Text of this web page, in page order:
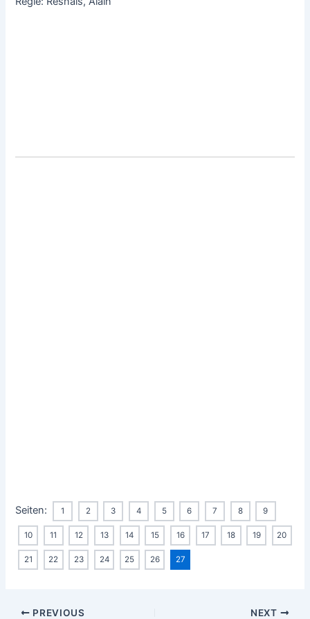
Seiten: 1 2 3 4 5 6 7 8 9
10 11 12 13 14 15 16 17 18 19 20
21 22 23 24 25 26 27
Post
PREVIOUS NEXT